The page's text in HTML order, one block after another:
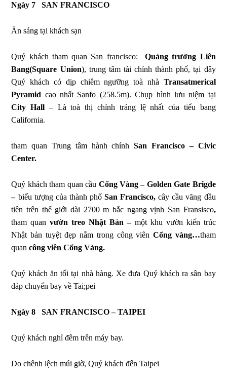
Ngày 7SAN FRANCISCO
Ăn sáng tại khách sạn
Quý khách tham quan San francisco:Quảng trường Liên
Bang(Square Union), trung tâm tài chính thành phố, tại đây
Quý khách có dịp chiêm ngưỡng toà nhà Transatmerical
Pyramid cao nhất Sanfo (258.5m). Chụp hình lưu niệm tại
City Hall – Là toà thị chính tráng lệ nhất của tiểu bang
California.
tham quan Trung tâm hành chínhSan Francisco – Civic
Center.
Quý khách tham quan cầu Cổng Vàng – Golden Gate Brigde
– biểu tượng của thành phốSan Francisco,cây cầu văng đầu
tiên trên thế giới dài 2700 m bắc ngang vịnh San Fransisco,
tham quanvườn treo Nhật Bản – một khu vườn kiến trúc
Nhật bản tuyệt đẹp nằm trong công viên Cổng vàng…tham
quancông viên Cổng Vàng.
Quý khách ăn tối tại nhà hàng. Xe đưa Quý khách ra sân bay
đáp chuyến bay về Tai;pei
Ngày 8SAN FRANCISCO – TAIPEI
Quý khách nghỉ đêm trên máy bay.
Do chênh lệch múi giờ, Quý khách đến Taipei